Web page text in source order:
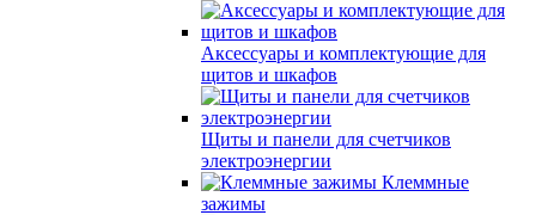
Аксессуары и комплектующие для
щитов и шкафов
Щиты и панели для счетчиков
электроэнергии
Клеммные
зажимы